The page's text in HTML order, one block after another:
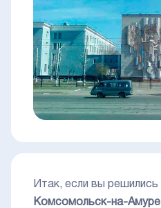
Итак, если вы решились
Комсомольск-на-Амуре